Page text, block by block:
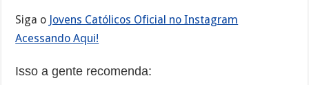
Siga o Jovens Católicos Oficial no Instagram
Acessando Aqui!
Isso a gente recomenda: